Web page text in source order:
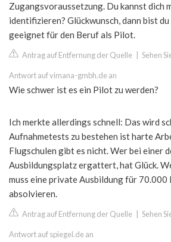
Zugangsvoraussetzung. Du kannst dich
identifizieren? Glückwunsch, dann bist
geeignet für den Beruf als Pilot.
Antrag auf Entfernung der Quelle Sehen
Antwort auf vimana-gmbh.de an
Wie schwer ist es ein Pilot zu werden?
Ich merkte allerdings schnell: Das wird
Aufnahmetests zu bestehen ist harte
Flugschulen gibt es nicht. Wer bei einer
Ausbildungsplatz ergattert, hat Glück.
muss eine private Ausbildung für 70.000
absolvieren.
Antrag auf Entfernung der Quelle Sehen
Antwort auf spiegel.de an